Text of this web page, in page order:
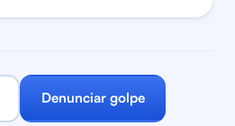
Denunciar golpe